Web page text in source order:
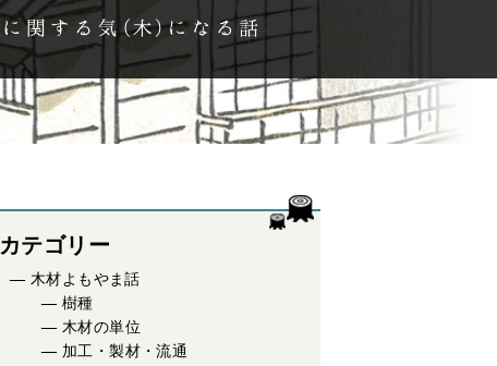
カテゴリー
木材よもやま話
樹種
木材の単位
加工・製材・流通